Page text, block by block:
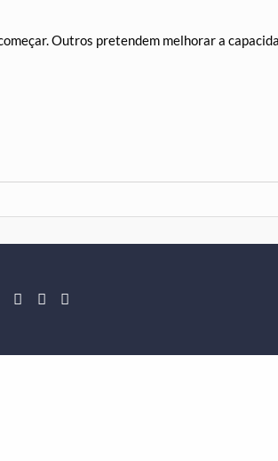
Outros pretendem melhorar a